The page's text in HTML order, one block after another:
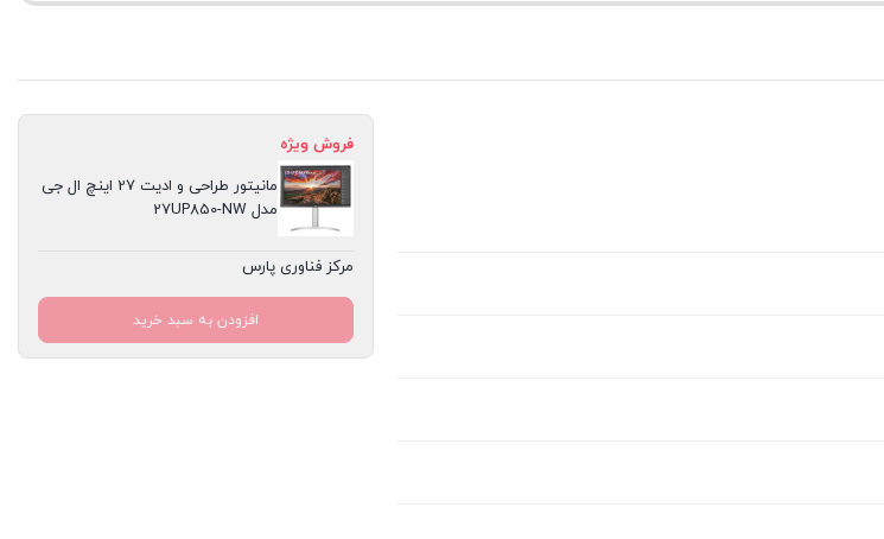
فروش ویژه
مانیتور طراحی و ادیت 27 اینچ ال جی
مدل 27UP850-NW
مرکز فناوری پارس
افزودن به سبد خرید